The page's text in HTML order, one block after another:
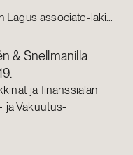
Julian Lagus associate-lakimieheksi
& Snellmanilla
ja finanssialan
ja Vakuutus-